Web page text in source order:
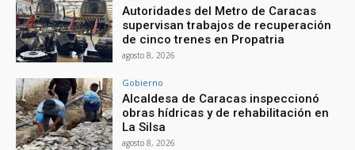
Autoridades del Metro de Caracas
supervisan trabajos de recuperación
de cinco trenes en Propatria
agosto 8, 2026
Gobierno
Alcaldesa de Caracas inspeccionó
obras hídricas y de rehabilitación en
La Silsa
agosto 8, 2026